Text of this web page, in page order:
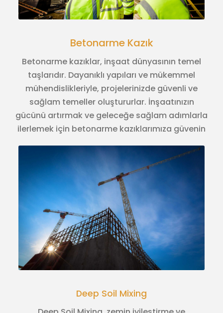
Betonarme Kazık
Betonarme kazıklar, inşaat dünyasının temel
taşlarıdır. Dayanıklı yapıları ve mükemmel
mühendislikleriyle, projelerinizde güvenli ve
sağlam temeller oluştururlar. İnşaatınızın
gücünü artırmak ve geleceğe sağlam adımlarla
ilerlemek için betonarme kazıklarımıza güvenin
Deep Soil Mixing